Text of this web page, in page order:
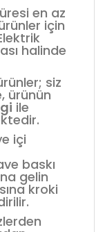
en az
için
halinde
siz
ürünün
ile
içi
baskı
gelin
kroki